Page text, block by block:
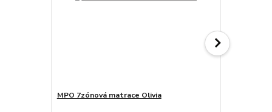
MPO 7zónová matrace Olivia